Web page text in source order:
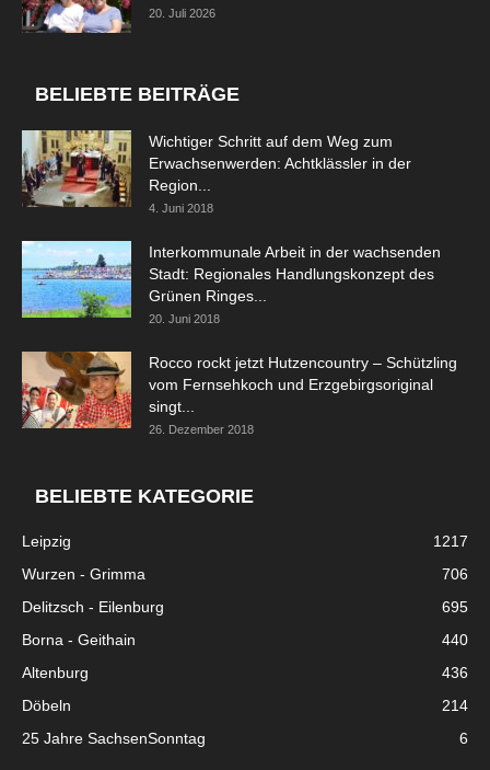
20. Juli 2026
BELIEBTE BEITRÄGE
Wichtiger Schritt auf dem Weg zum
Erwachsenwerden: Achtklässler in der
Region...
4. Juni 2018
Interkommunale Arbeit in der wachsenden
Stadt: Regionales Handlungskonzept des
Grünen Ringes...
20. Juni 2018
Rocco rockt jetzt Hutzencountry – Schützling
vom Fernsehkoch und Erzgebirgsoriginal
singt...
26. Dezember 2018
BELIEBTE KATEGORIE
Leipzig
1217
Wurzen - Grimma
706
Delitzsch - Eilenburg
695
Borna - Geithain
440
Altenburg
436
Döbeln
214
25 Jahre SachsenSonntag
6